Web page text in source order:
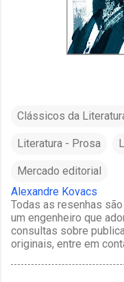
Clássicos da
Literatura - Prosa
Mercado editorial
Alexandre Kovacs
Todas as resenhas
um engenheiro que
consultas sobre
originais, entre em